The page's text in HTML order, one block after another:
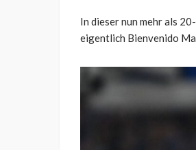
In dieser nun mehr als
eigentlich Bienvenido